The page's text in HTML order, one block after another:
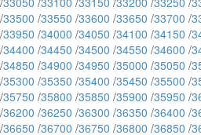
/33500 /33550 /33600 /33650 /33700 /
/33950 /34000 /34050 /34100 /34150 /
/34400 /34450 /34500 /34550 /34600 /
/34850 /34900 /34950 /35000 /35050 /
/35300 /35350 /35400 /35450 /35500 /
/35750 /35800 /35850 /35900 /35950 /
/36200 /36250 /36300 /36350 /36400 /
/36650 /36700 /36750 /36800 /36850 /